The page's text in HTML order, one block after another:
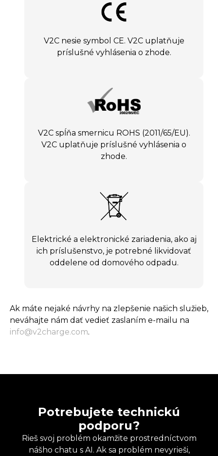
V2C nesie symbol CE. V2C uplatňuje
príslušné vyhlásenia o zhode.
V2C spĺňa smernicu ROHS (2011/65/EU).
V2C uplatňuje príslušné vyhlásenia o
zhode.
Elektrické a elektronické zariadenia, ako aj
ich príslušenstvo, je potrebné likvidovať
oddelene od domového odpadu.
Ak máte nejaké návrhy na zlepšenie našich služieb,
neváhajte nám dať vedieť zaslaním e-mailu na
info@v2charge.com.
Potrebujete technickú
podporu?
Rieš svoj problém okamžite prostredníctvom
nášho chatu s AI. Ak sa problém nevyrieši,